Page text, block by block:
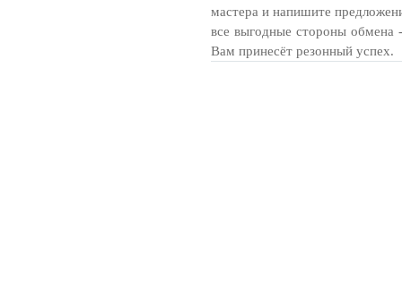
мастера и напишите
все выгодные стороны
Вам принесёт резонный успех.